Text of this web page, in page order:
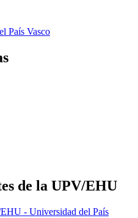
País Vasco
de la UPV/EHU
- Universidad del País